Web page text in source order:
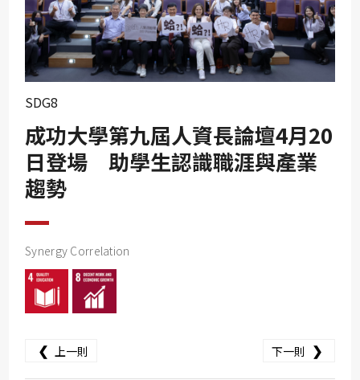
SDG7
SDG8
SDG9
SDG11
SDG12
SDG8
成功大學第九屆人資長論壇4月20
日登場 助學生認識職涯與產業
趨勢
Synergy Correlation
❮ 上一則 下一則 ❯